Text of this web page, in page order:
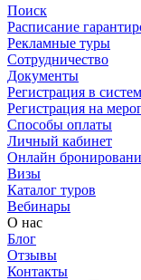
Поиск
Расписание
Рекламные туры
Сотрудничество
Документы
Регистрация в
Регистрация на
Способы оплаты
Личный кабинет
Онлайн
Визы
Каталог туров
Вебинары
О нас
Блог
Отзывы
Контакты